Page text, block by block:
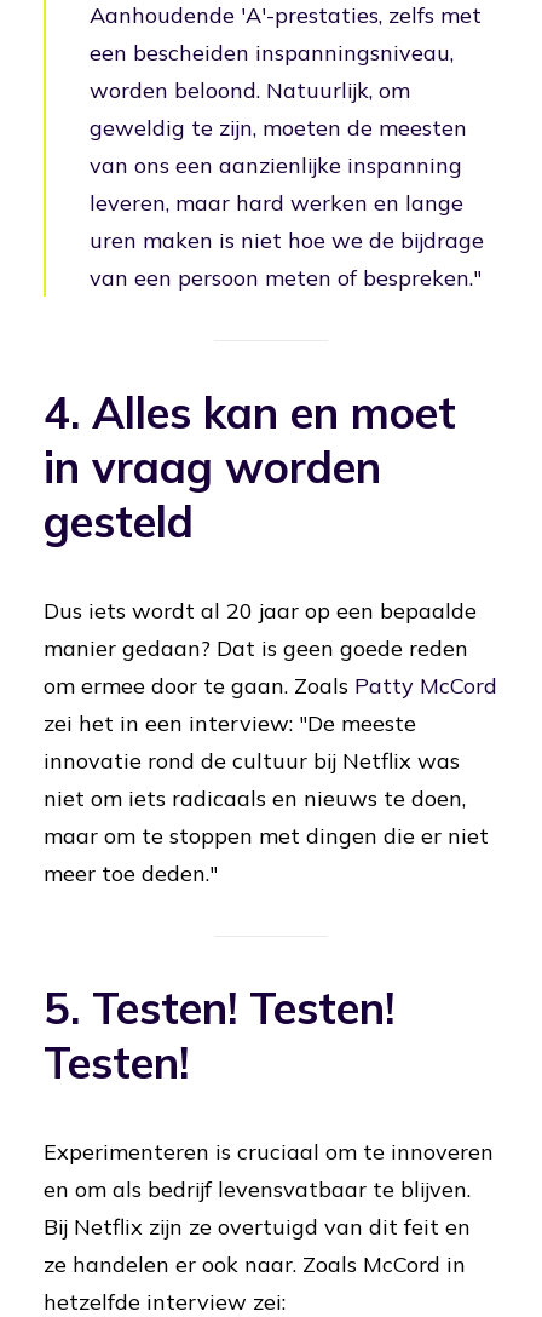
Aanhoudende 'A'-prestaties, zelfs met
een bescheiden inspanningsniveau,
worden beloond. Natuurlijk, om
geweldig te zijn, moeten de meesten
van ons een aanzienlijke inspanning
leveren, maar hard werken en lange
uren maken is niet hoe we de bijdrage
van een persoon meten of bespreken."
4. Alles kan en moet
in vraag worden
gesteld
Dus iets wordt al 20 jaar op een bepaalde
manier gedaan? Dat is geen goede reden
om ermee door te gaan. Zoals Patty McCord
zei het in een interview: "De meeste
innovatie rond de cultuur bij Netflix was
niet om iets radicaals en nieuws te doen,
maar om te stoppen met dingen die er niet
meer toe deden."
5. Testen! Testen!
Testen!
Experimenteren is cruciaal om te innoveren
en om als bedrijf levensvatbaar te blijven.
Bij Netflix zijn ze overtuigd van dit feit en
ze handelen er ook naar. Zoals McCord in
hetzelfde interview zei: